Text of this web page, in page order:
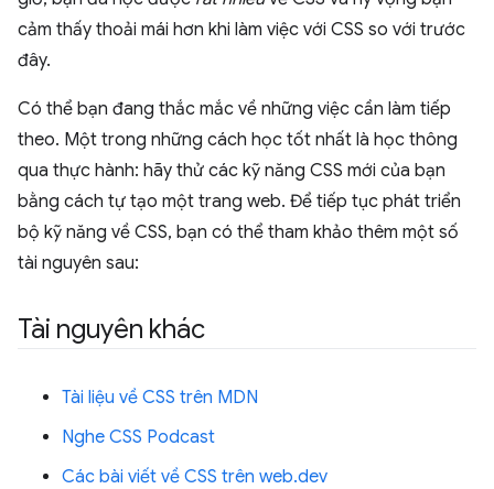
cảm thấy thoải mái hơn khi làm việc với CSS so với trước
đây.
Có thể bạn đang thắc mắc về những việc cần làm tiếp
theo. Một trong những cách học tốt nhất là học thông
qua thực hành: hãy thử các kỹ năng CSS mới của bạn
bằng cách tự tạo một trang web. Để tiếp tục phát triển
bộ kỹ năng về CSS, bạn có thể tham khảo thêm một số
tài nguyên sau:
Tài nguyên khác
Tài liệu về CSS trên MDN
Nghe CSS Podcast
Các bài viết về CSS trên web.dev